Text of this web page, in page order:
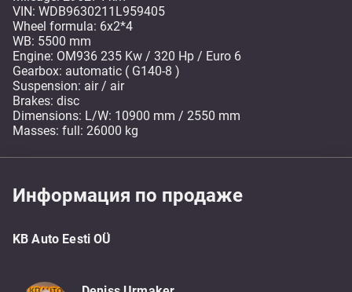
VIN: WDB9630211L959405
Wheel formula: 6x2*4
WB: 5500 mm
Engine: OM936 235 Kw / 320 Hp / Euro 6
Gearbox: automatic ( G140-8 )
Suspension: air / air
Brakes: disc
Dimensions: L/W: 10900 mm / 2550 mm
Masses: full: 26000 kg
Информация по продаже
KB Auto Eesti OÜ